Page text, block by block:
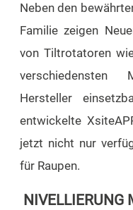
Neben den
Familie zeigen
von Tiltrotatoren
verschiedensten
Hersteller
entwickelte
jetzt nicht nur
für Raupen.